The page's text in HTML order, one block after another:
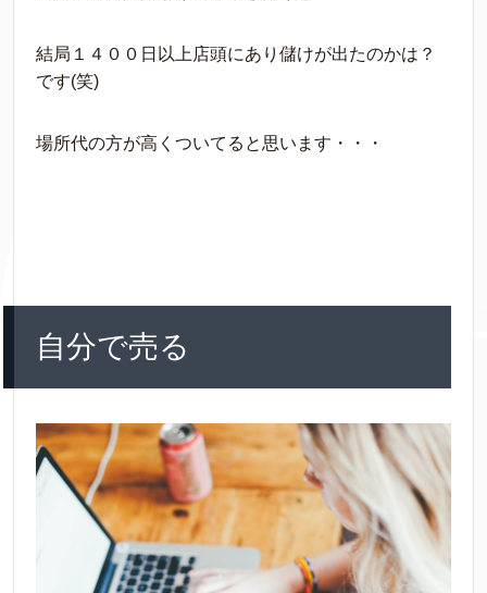
結局１４００日以上店頭にあり儲けが出たのかは？
です(笑)
場所代の方が高くついてると思います・・・
自分で売る